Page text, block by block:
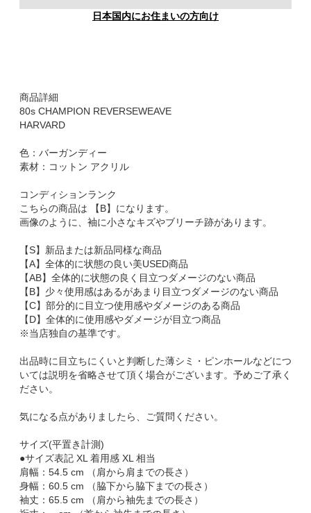
日本国内にお住まいの方向け
商品詳細
80s CHAMPION REVERSEWEAVE
HARVARD
色：バーガンディー
素材：コットン アクリル
コンディションランク
こちらの商品は 【B】になります。
画像のように、袖に小さなキズやブリーチ跡があります。
【S】新品または新品同様な商品
【A】全体的に状態の良い美USED商品
【AB】全体的に状態の良く目立つダメージのない商品
【B】少々使用感はあるがあまり目立つダメージのない商品
【C】部分的に目立つ使用感やダメージのある商品
【D】全体的に使用感やダメージが目立つ商品
※当店独自の基準です。
出品時に目立ちにくいと判断した薄シミ・ピンホールなどにつ
いては説明を省略させて頂く場合がございます。予めご了承く
ださい。
気になる点がありましたら、ご質問ください。
サイズ(平置き計測)
●サイズ表記 XL 着用感 XL 相当
肩幅：54.5 cm （肩から肩までの長さ）
身幅：60.5 cm （脇下から脇下までの長さ）
袖丈：65.5 cm （肩から袖先までの長さ）